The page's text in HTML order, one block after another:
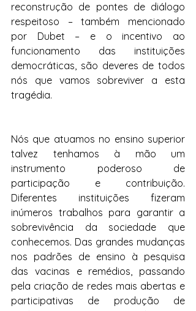
reconstrução de pontes de diálogo
respeitoso – também mencionado
por Dubet – e o incentivo ao
funcionamento das instituições
democráticas, são deveres de todos
nós que vamos sobreviver a esta
tragédia.
Nós que atuamos no ensino superior
talvez tenhamos à mão um
instrumento poderoso de
participação e contribuição.
Diferentes instituições fizeram
inúmeros trabalhos para garantir a
sobrevivência da sociedade que
conhecemos. Das grandes mudanças
nos padrões de ensino à pesquisa
das vacinas e remédios, passando
pela criação de redes mais abertas e
participativas de produção de